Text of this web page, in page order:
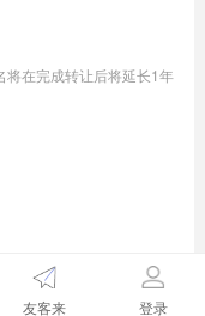
将在完成转让后将延长1年
友客来 登录